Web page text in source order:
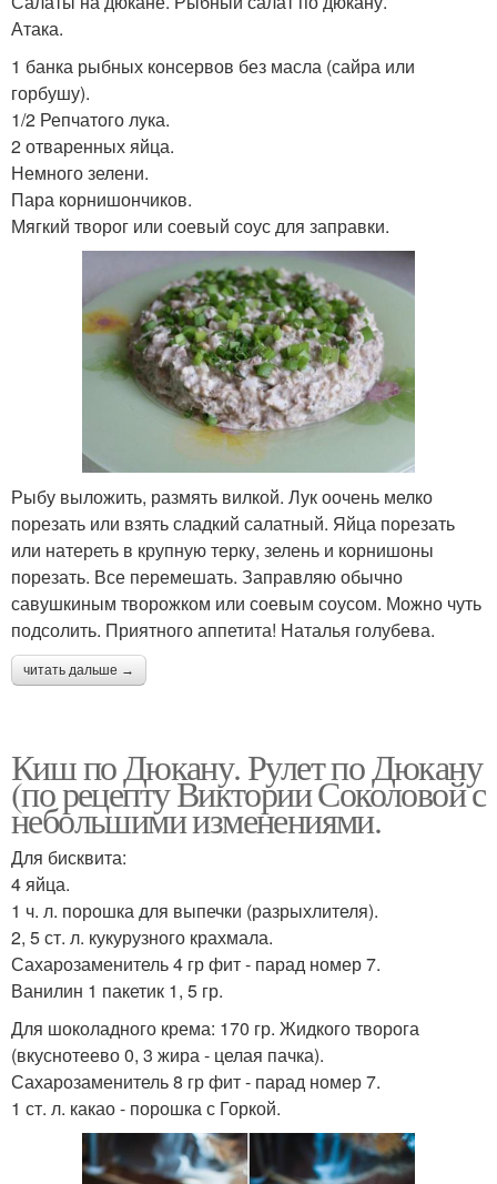
Атака.
1 банка рыбных консервов без масла (сайра или
горбушу).
1/2 Репчатого лука.
2 отваренных яйца.
Немного зелени.
Пара корнишончиков.
Мягкий творог или соевый соус для заправки.
Рыбу выложить, размять вилкой. Лук оочень мелко
порезать или взять сладкий салатный. Яйца порезать
или натереть в крупную терку, зелень и корнишоны
порезать. Все перемешать. Заправляю обычно
савушкиным творожком или соевым соусом. Можно чуть
подсолить. Приятного аппетита! Наталья голубева.
читать дальше →
Киш по Дюкану. Рулет по Дюкану
(по рецепту Виктории Соколовой с
небольшими изменениями.
Для бисквита:
4 яйца.
1 ч. л. порошка для выпечки (разрыхлителя).
2, 5 ст. л. кукурузного крахмала.
Сахарозаменитель 4 гр фит - парад номер 7.
Ванилин 1 пакетик 1, 5 гр.
Для шоколадного крема: 170 гр. Жидкого творога
(вкуснотеево 0, 3 жира - целая пачка).
Сахарозаменитель 8 гр фит - парад номер 7.
1 ст. л. какао - порошка с Горкой.